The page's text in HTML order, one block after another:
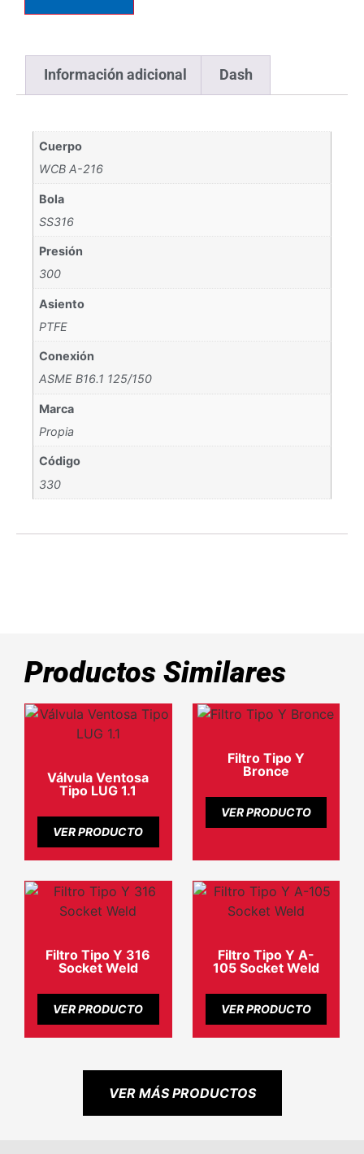
Información adicional Dash
Cuerpo
WCB A-216
Bola
SS316
Presión
300
Asiento
PTFE
Conexión
ASME B16.1 125/150
Marca
Propia
Código
330
Productos Similares
Válvula Ventosa
Tipo LUG 1.1
VER PRODUCTO
Filtro Tipo Y
Bronce
VER PRODUCTO
Filtro Tipo Y 316
Socket Weld
VER PRODUCTO
Filtro Tipo Y A-
105 Socket Weld
VER PRODUCTO
VER MÁS PRODUCTOS